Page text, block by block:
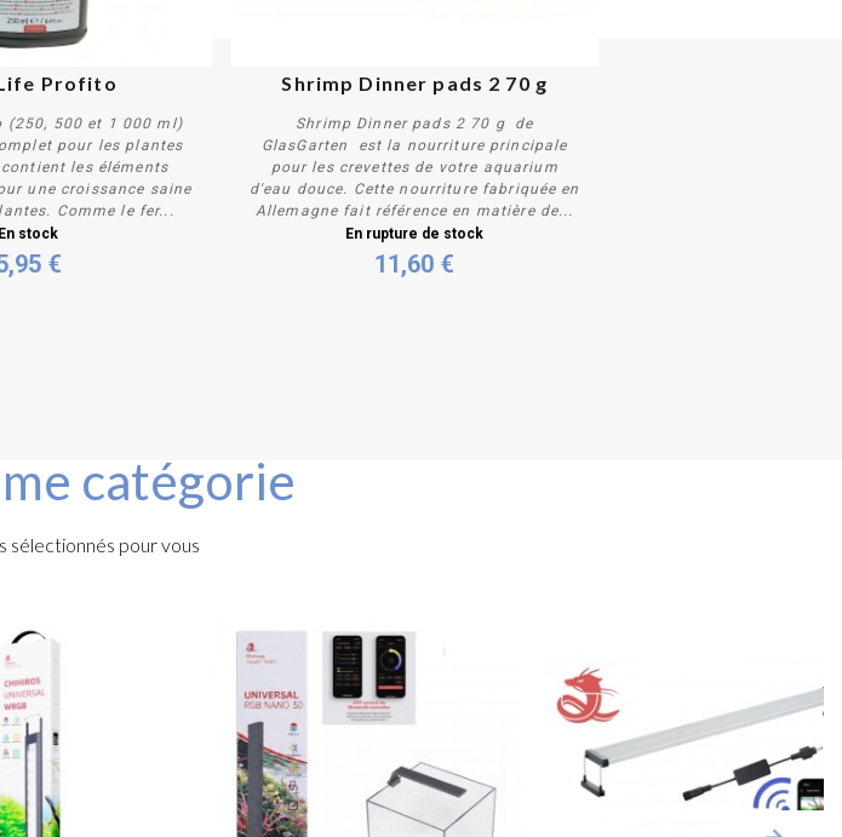
Profito
(250, 500 et 1 000 ml)
pour les plantes
les éléments
une croissance saine
Comme le fer...
En stock
€
Plus de détails
Shrimp Dinner pads 2 70 g
Shrimp Dinner pads 2 70 g de
GlasGarten est la nourriture principale
pour les crevettes de votre aquarium
d'eau douce. Cette nourriture fabriquée en
Allemagne fait référence en matière de...
En rupture de stock
11,60 €
catégorie
sélectionnés pour vous